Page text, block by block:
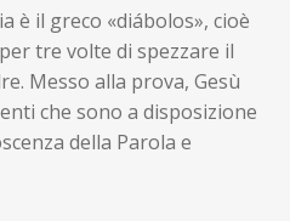
è il greco «diábolos», cioè
tre volte di spezzare il
Messo alla prova, Gesù
che sono a disposizione
della Parola e